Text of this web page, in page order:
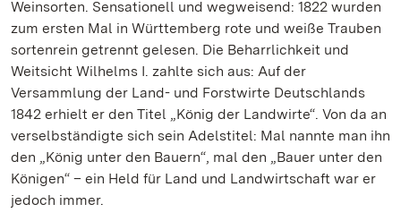
Weinsorten. Sensationell und wegweisend: 1822 wurden
zum ersten Mal in Württemberg rote und weiße Trauben
sortenrein getrennt gelesen. Die Beharrlichkeit und
Weitsicht Wilhelms I. zahlte sich aus: Auf der
Versammlung der Land- und Forstwirte Deutschlands
1842 erhielt er den Titel „König der Landwirte“. Von da an
verselbständigte sich sein Adelstitel: Mal nannte man ihn
den „König unter den Bauern“, mal den „Bauer unter den
Königen“ – ein Held für Land und Landwirtschaft war er
jedoch immer.